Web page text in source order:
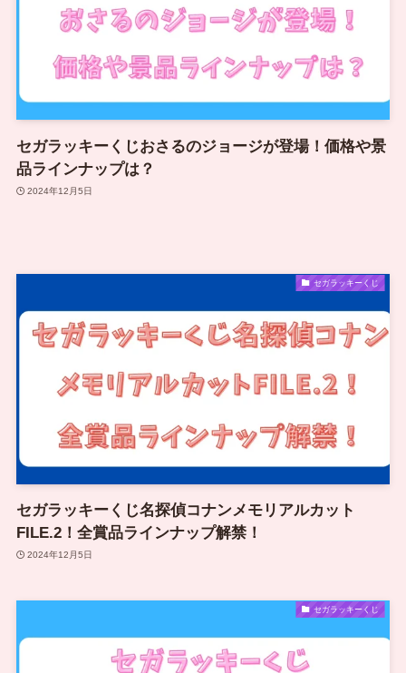
セガラッキーくじおさるのジョージが登場！価格や景
品ラインナップは？
2024年12月5日
セガラッキーくじ
セガラッキーくじ名探偵コナンメモリアルカット
FILE.2！全賞品ラインナップ解禁！
2024年12月5日
セガラッキーくじ